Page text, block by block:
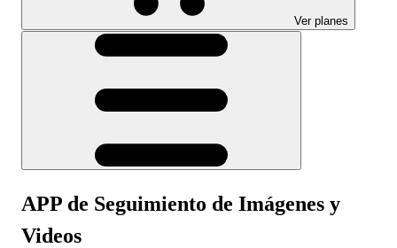
Ver planes
APP de Seguimiento de Imágenes y
Videos